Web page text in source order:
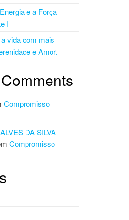
e a Força
I
vida com mais
e Amor.
Compromisso
DA SILVA
Compromisso